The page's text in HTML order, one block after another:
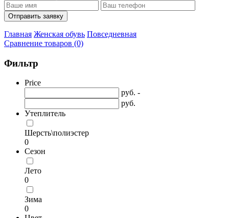
Отправить заявку
Главная Женская обувь Повседневная
Сравнение товаров (0)
Фильтр
Price
руб. -
руб.
Утеплитель
Шерсть\полиэстер
0
Сезон
Лето
0
Зима
0